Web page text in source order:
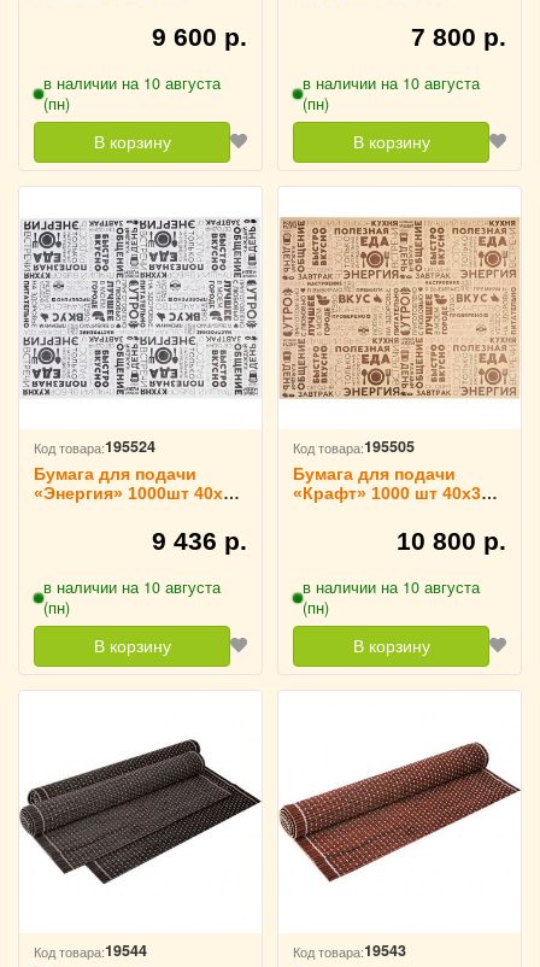
Fab up, 41466549 600 р.
в наличии на 10 августа
(пн)
В корзину
7 800 р.
в наличии на 10 августа
(пн)
В корзину
Код товара:195524
Бумага для подачи
«Энергия» 1000шт 40х30
ProHotel, 41421299 436 р.
в наличии на 10 августа
(пн)
В корзину
Код товара:195505
Бумага для подачи
«Крафт» 1000 шт 40х30
ProHotel, 414213010 800 р.
в наличии на 10 августа
(пн)
В корзину
Код товара:19544 Код товара:19543